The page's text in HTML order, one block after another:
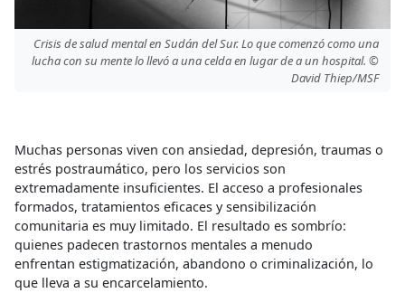
Crisis de salud mental en Sudán del Sur. Lo que comenzó como una
lucha con su mente lo llevó a una celda en lugar de a un hospital. ©
David Thiep/MSF
Muchas personas viven con ansiedad, depresión, traumas o
estrés postraumático, pero los servicios son
extremadamente insuficientes. El acceso a profesionales
formados, tratamientos eficaces y sensibilización
comunitaria es muy limitado. El resultado es sombrío:
quienes padecen trastornos mentales a menudo
enfrentan estigmatización, abandono o criminalización, lo
que lleva a su encarcelamiento.